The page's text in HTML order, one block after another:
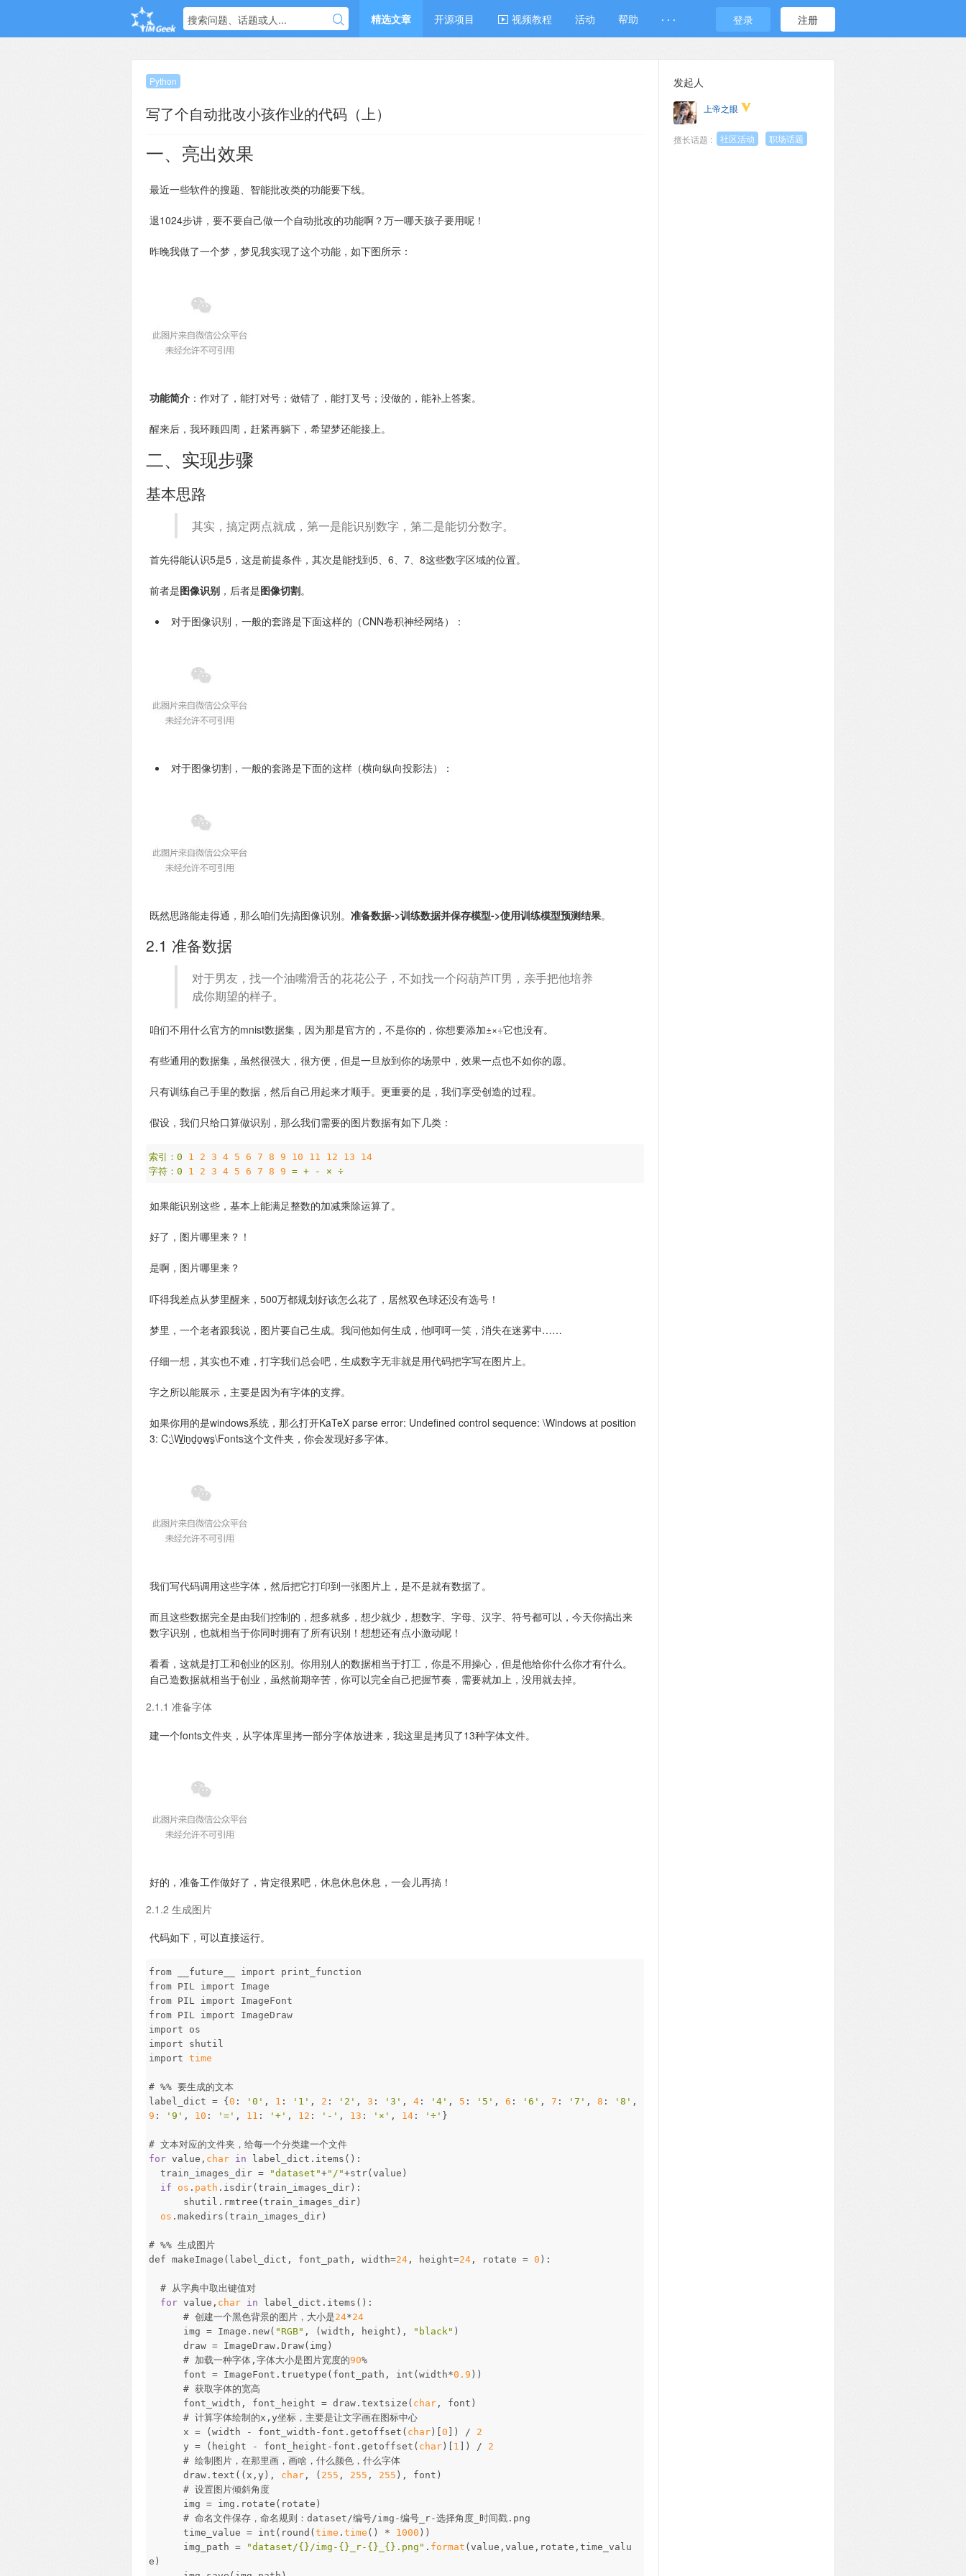
搜索问题、话题或人... 精选文章 开源项目 视频教程 活动 帮助 · · · 登录 注册
Python
写了个自动批改小孩作业的代码（上）
一、亮出效果
最近一些软件的搜题、智能批改类的功能要下线。
退1024步讲，要不要自己做一个自动批改的功能啊？万一哪天孩子要用呢！
昨晚我做了一个梦，梦见我实现了这个功能，如下图所示：
功能简介 ：作对了，能打对号；做错了，能打叉号；没做的，能补上答案。
醒来后，我环顾四周，赶紧再躺下，希望梦还能接上。
二、实现步骤
基本思路
其实，搞定两点就成，第一是能识别数字，第二是能切分数字。
首先得能认识5是5，这是前提条件，其次是能找到5、6、7、8这些数字区域的位置。
前者是图像识别 ，后者是图像切割。
对于图像识别，一般的套路是下面这样的（CNN卷积神经网络）：
对于图像切割，一般的套路是下面的这样（横向纵向投影法）：
既然思路能走得通，那么咱们先搞图像识别。 准备数据->训练数据并保存模型->使用训练模型预测结果。
2.1 准备数据
对于男友，找一个油嘴滑舌的花花公子，不如找一个闷葫芦IT男，亲手把他培养
成你期望的样子。
咱们不用什么官方的mnist数据集，因为那是官方的，不是你的，你想要添加±×÷它也没有。
有些通用的数据集，虽然很强大，很方便，但是一旦放到你的场景中，效果一点也不如你的愿。
只有训练自己手里的数据，然后自己用起来才顺手。更重要的是，我们享受创造的过程。
假设，我们只给口算做识别，那么我们需要的图片数据有如下几类：
索引：0 1 2 3 4 5 6 7 8 9 10 11 12 13
14
字符：0
1 2 3 4 5 6 7 8 9 = + - × ÷
如果能识别这些，基本上能满足整数的加减乘除运算了。
好了，图片哪里来？！
是啊，图片哪里来？
吓得我差点从梦里醒来，500万都规划好该怎么花了，居然双色球还没有选号！
梦里，一个老者跟我说，图片要自己生成。我问他如何生成，他呵呵一笑，消失在迷雾中……
仔细一想，其实也不难，打字我们总会吧，生成数字无非就是用代码把字写在图片上。
字之所以能展示，主要是因为有字体的支撑。
如果你用的是windows系统，那么打开KaTeX parse error: Undefined control sequence: \Windows at position
3: C:\̲W̲i̲n̲d̲o̲w̲s̲\Fonts这个文件夹，你会发现好多字体。
我们写代码调用这些字体，然后把它打印到一张图片上，是不是就有数据了。
而且这些数据完全是由我们控制的，想多就多，想少就少，想数字、字母、汉字、符号都可以，今天你搞出来
数字识别，也就相当于你同时拥有了所有识别！想想还有点小激动呢！
看看，这就是打工和创业的区别。你用别人的数据相当于打工，你是不用操心，但是他给你什么你才有什么。
自己造数据就相当于创业，虽然前期辛苦，你可以完全自己把握节奏，需要就加上，没用就去掉。
2.1.1 准备字体
建一个fonts文件夹，从字体库里拷一部分字体放进来，我这里是拷贝了13种字体文件。
好的，准备工作做好了，肯定很累吧，休息休息休息，一会儿再搞！
2.1.2 生成图片
代码如下，可以直接运行。
from __future__ import print_function
from PIL import Image
from PIL import ImageFont
from PIL import ImageDraw
import os
import shutil
import time
# %% 要生成的文本
label_dict = { 0 : '0' , 1 : '1' , 2 : '2' , 3 : '3' , 4 : '4' , 5 : '5' , 6 : '6' , 7 : '7' , 8 : '8' ,
9 : '9' , 10 : '=' , 11 : '+' , 12 : '-' , 13 : '×' , 14 : '÷' }
# 文本对应的文件夹，给每一个分类建一个文件
for value, char in label_dict.items():
train_images_dir =
"dataset"+"/"+str(value)
if
os . path .isdir(train_images_dir):
shutil.rmtree(train_images_dir)
os .makedirs(train_images_dir)
# %% 生成图片
def makeImage(label_dict, font_path, width=24 , height=24 , rotate = 0 ):
# 从字典中取出键值对
for value, char in label_dict.items():
# 创建一个黑色背景的图片，大小是24*24
img = Image.new( "RGB" , (width, height), "black" )
draw = ImageDraw.Draw(img)
# 加载一种字体,字体大小是图片宽度的90%
font = ImageFont.truetype(font_path, int(width*0.9 ))
# 获取字体的宽高
font_width, font_height = draw.textsize( char , font)
# 计算字体绘制的x,y坐标，主要是让文字画在图标中心
x = (width - font_width-font.getoffset( char )[ 0 ]) / 2
y = (height - font_height-font.getoffset( char )[ 1 ]) / 2
# 绘制图片，在那里画，画啥，什么颜色，什么字体
draw.text((x,y), char , ( 255 , 255 , 255 ), font)
# 设置图片倾斜角度
img = img.rotate(rotate)
# 命名文件保存，命名规则：dataset/编号/img-编号_r-选择角度_时间戳.png
time_value = int(round( time . time () * 1000 ))
img_path =
"dataset/{}/img-{}_r-{}_{}.png" . format (value,value,rotate,time_valu
e)
发起人
上帝之眼
擅长话题 : 社区活动 职场话题